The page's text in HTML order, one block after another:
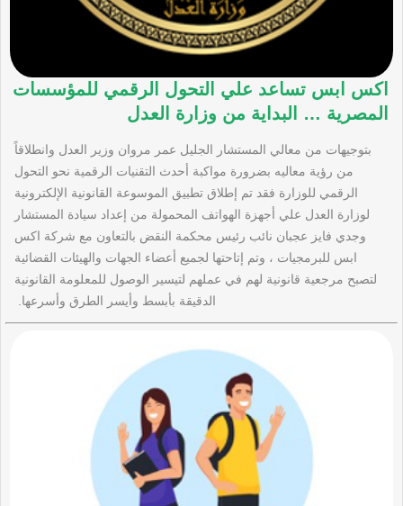
اكس ابس تساعد علي التحول الرقمي للمؤسسات
المصرية … البداية من وزارة العدل
بتوجيهات من معالي المستشار الجليل عمر مروان وزير العدل وانطلاقاً
من رؤية معاليه بضرورة مواكبة أحدث التقنيات الرقمية نحو التحول
الرقمي للوزارة فقد تم إطلاق تطبيق الموسوعة القانونية الإلكترونية
لوزارة العدل علي أجهزة الهواتف المحمولة من إعداد سيادة المستشار
وجدي فايز عجبان نائب رئيس محكمة النقض بالتعاون مع شركة اكس
ابس للبرمجيات ، وتم إتاحتها لجميع أعضاء الجهات والهيئات القضائية
لتصبح مرجعية قانونية لهم في عملهم لتيسير الوصول للمعلومة القانونية
الدقيقة بأبسط وأيسر الطرق وأسرعها.